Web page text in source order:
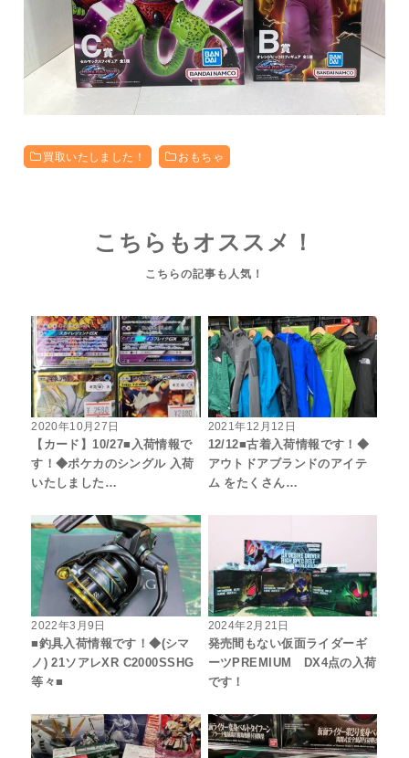
買取いたしました！ おもちゃ
こちらもオススメ！
2020年10月27日
【カード】10/27■入荷情報で
す！◆ポケカのシングル 入荷
いたしました…
2021年12月12日
12/12■古着入荷情報です！◆
アウトドアブランドのアイテ
ム をたくさん…
2022年3月9日
■釣具入荷情報です！◆(シマ
ノ) 21ソアレXR C2000SSHG
等々■
2024年2月21日
発売間もない仮面ライダーギ
ーツPREMIUM DX4点の入荷
です！